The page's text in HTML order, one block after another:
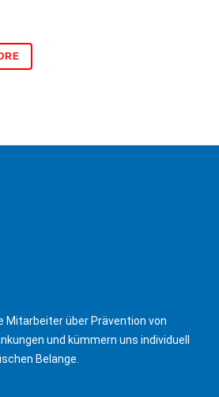
Mitarbeiter über Prävention von
und kümmern uns individuell
Belange.